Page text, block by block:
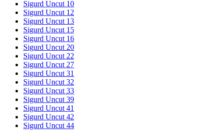
Sigurd Uncut 10
Sigurd Uncut 12
Sigurd Uncut 13
Sigurd Uncut 15
Sigurd Uncut 16
Sigurd Uncut 20
Sigurd Uncut 22
Sigurd Uncut 27
Sigurd Uncut 31
Sigurd Uncut 32
Sigurd Uncut 33
Sigurd Uncut 39
Sigurd Uncut 41
Sigurd Uncut 42
Sigurd Uncut 44